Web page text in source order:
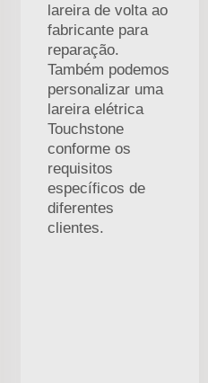
lareira de volta ao
fabricante para
reparação.
Também podemos
personalizar uma
lareira elétrica
Touchstone
conforme os
requisitos
específicos de
diferentes
clientes.